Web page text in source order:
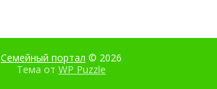
Семейный портал © 2026
Тема от WP Puzzle